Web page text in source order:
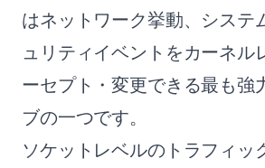
はネットワーク挙動、システ
ュリティイベントをカーネル
ーセプト・変更できる最も強
ブの一つです。
ソケットレベルのトラフィッ